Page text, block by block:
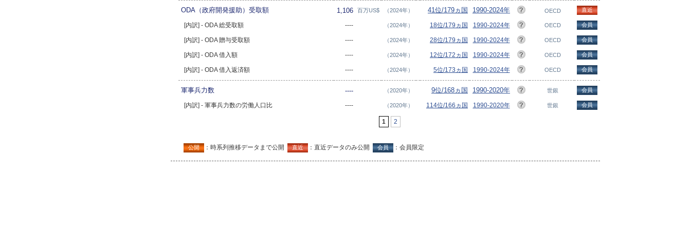
ODA（政府開発援助）受取額 1,106 百万US$ （2024年） 41位/179ヵ国 1990-2024年 OECD 直近
[内訳] - ODA 総受取額 ---- （2024年） 18位/179ヵ国 1990-2024年 OECD 会員
[内訳] - ODA 贈与受取額 ---- （2024年） 28位/179ヵ国 1990-2024年 OECD 会員
[内訳] - ODA 借入額 ---- （2024年） 12位/172ヵ国 1990-2024年 OECD 会員
[内訳] - ODA 借入返済額 ---- （2024年） 5位/173ヵ国 1990-2024年 OECD 会員
軍事兵力数 ---- （2020年） 9位/168ヵ国 1990-2020年 世銀 会員
[内訳] - 軍事兵力数の労働人口比 ---- （2020年） 114位/166ヵ国 1990-2020年 世銀 会員
1 2
公開 ：時系列推移データまで公開 直近 ：直近データのみ公開 会員 ：会員限定